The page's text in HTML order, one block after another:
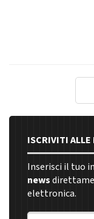
ISCRIVITI ALLE
Inserisci il tuo
news
elettronica.